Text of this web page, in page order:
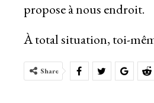
propose à nous endroit.
À total situation, toi-
Share